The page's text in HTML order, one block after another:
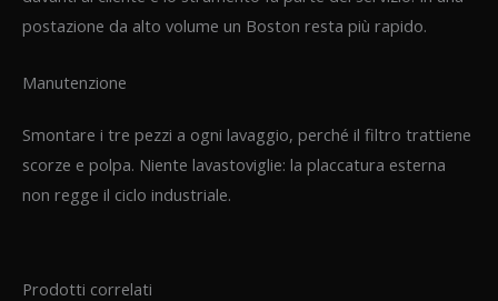
postazione da alto volume un Boston resta più rapido.
Manutenzione
Smontare i tre pezzi a ogni lavaggio, perché il filtro trattiene
scorze e polpa. Niente lavastoviglie: la placcatura esterna
non regge il ciclo industriale.
Prodotti correlati